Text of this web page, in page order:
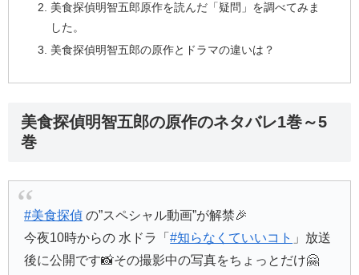
美食探偵明智五郎原作を読んだ「疑問」を調べてみま
した。
美食探偵明智五郎の原作とドラマの違いは？
美食探偵明智五郎の原作のネタバレ1巻～5
巻
#美食探偵 の”スペシャル動画”が解禁🎉
今夜10時からの 水ドラ「#知らなくていいコト 」放送
後に公開です📸その撮影中の写真をちょっとだけ🤗